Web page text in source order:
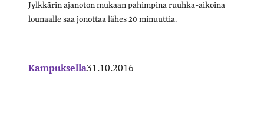
Jylkkärin ajanoton mukaan pahimpina ruuhka-aikoina
lounaalle saa jonottaa lähes 20 minuuttia.
Kampuksella31.10.2016